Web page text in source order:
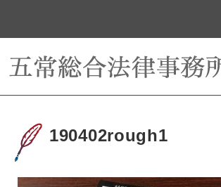
190402rough1